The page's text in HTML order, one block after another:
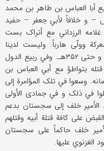
أبا العباس بن طاهر بن محمد
– و خلافاً لأبي جعفر – حفید
الرزداني مع أتراک بست
وولّی هارباً. ولیست لدینا
معلومات عن أبي جعفر منذ ذلک الحین و حتی ۳۵۲هـ. وفي ربیع الدول
قتله بتواطؤ مع أبي العباس بن
وسعوا في تلک المؤامرة إلی
في ذلک و في جمادی الأولی
الأمیر خلف إلی سجستان بدعم
علی کافة قتلة أبیه وقتلهم
الأمیر خلف حاکماً علی سجستان